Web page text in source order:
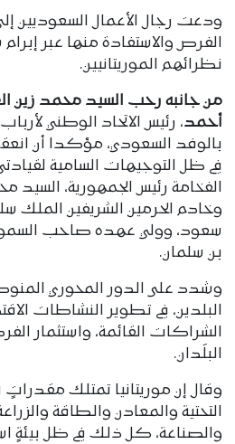
ودعت رجال الأعمال
الفرص والاستفادة منها عبر
نظرائهم الموريتانيين.
من جانبه رحب السيد محمد زين
أحمد، رئيس الاتحاد الوطني
بالوفد السعودي، مؤكدا أن
في ظل التوجيهات السامية
الفخامة رئيس الجمهورية، السيد
وخادم الحرمين الشريفين الملك
سعود، وولي عهده صاحب السمو
بن سلمان.
وشدد على الدور المحوري
البلدين، في تطوير النشاطات
الشراكات القائمة، واستثمار
البلَدان.
وقال إن موريتانيا تمتلك مقدراتٍ
التحتية والمعادن والطاقة
والصناعة، كل ذلك في ظل بيئةٍ